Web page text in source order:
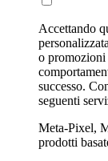
Accettando
o promozioni
successo.
seguenti
Meta-Pixel,
prodotti